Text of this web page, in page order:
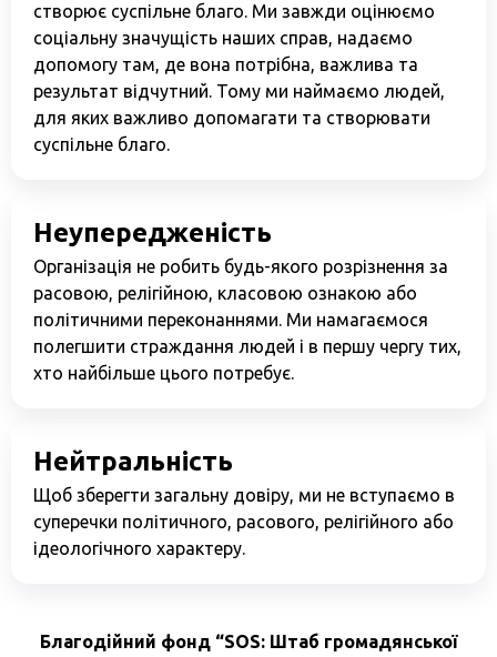
створює суспільне благо. Ми завжди оцінюємо
соціальну значущість наших справ, надаємо
допомогу там, де вона потрібна, важлива та
результат відчутний. Тому ми наймаємо людей,
для яких важливо допомагати та створювати
суспільне благо.
Неупередженість
Організація не робить будь-якого розрізнення за
расовою, релігійною, класовою ознакою або
політичними переконаннями. Ми намагаємося
полегшити страждання людей і в першу чергу тих,
хто найбільше цього потребує.
Нейтральність
Щоб зберегти загальну довіру, ми не вступаємо в
суперечки політичного, расового, релігійного або
ідеологічного характеру.
Благодійний фонд “SOS: Штаб громадянської